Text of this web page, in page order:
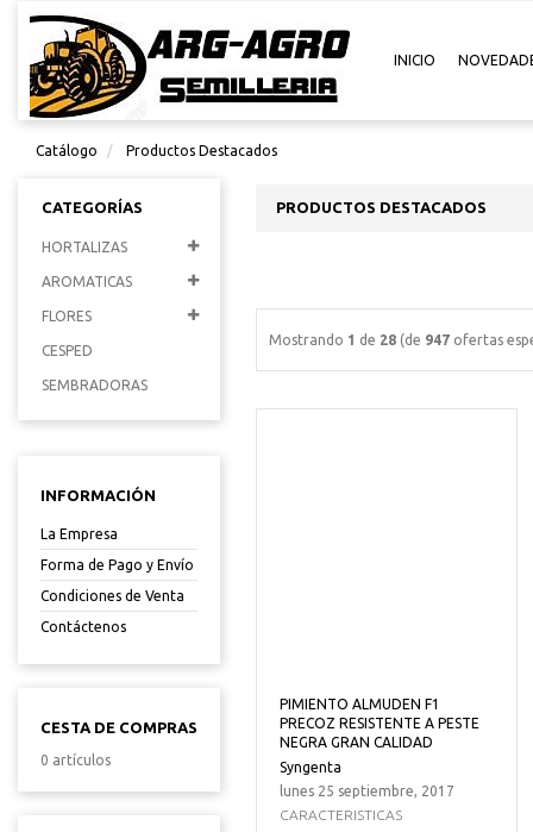
INICIO
Catálogo Productos Destacados
CATEGORÍAS
HORTALIZAS
AROMATICAS
FLORES
CESPED
SEMBRADORAS
INFORMACIÓN
La Empresa
Forma de Pago y Envío
Condiciones de Venta
Contáctenos
CESTA DE COMPRAS
0 artículos
PRODUCTOS DESTACADOS
Mostrando 1 de 28 (de 947 ofertas
PIMIENTO ALMUDEN F1
PRECOZ RESISTENTE A PESTE
NEGRA GRAN CALIDAD
Syngenta
lunes 25 septiembre, 2017
CARACTERISTICAS